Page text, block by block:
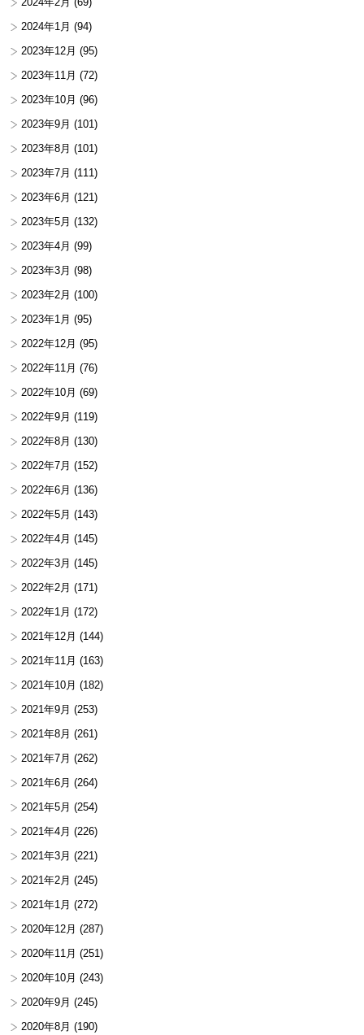
2024年1月 (94)
2023年12月 (95)
2023年11月 (72)
2023年10月 (96)
2023年9月 (101)
2023年8月 (101)
2023年7月 (111)
2023年6月 (121)
2023年5月 (132)
2023年4月 (99)
2023年3月 (98)
2023年2月 (100)
2023年1月 (95)
2022年12月 (95)
2022年11月 (76)
2022年10月 (69)
2022年9月 (119)
2022年8月 (130)
2022年7月 (152)
2022年6月 (136)
2022年5月 (143)
2022年4月 (145)
2022年3月 (145)
2022年2月 (171)
2022年1月 (172)
2021年12月 (144)
2021年11月 (163)
2021年10月 (182)
2021年9月 (253)
2021年8月 (261)
2021年7月 (262)
2021年6月 (264)
2021年5月 (254)
2021年4月 (226)
2021年3月 (221)
2021年2月 (245)
2021年1月 (272)
2020年12月 (287)
2020年11月 (251)
2020年10月 (243)
2020年9月 (245)
2020年8月 (190)